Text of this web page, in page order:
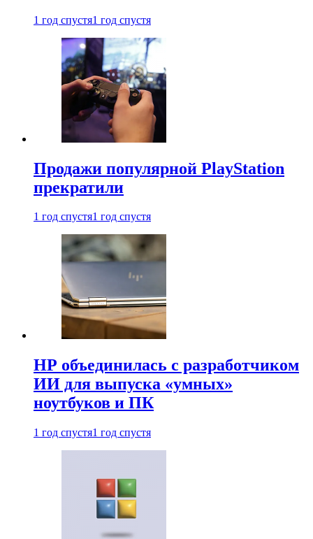
1 год спустя1 год спустя
Продажи популярной PlayStation
прекратили
1 год спустя1 год спустя
HP объединилась с разработчиком
ИИ для выпуска «умных»
ноутбуков и ПК
1 год спустя1 год спустя